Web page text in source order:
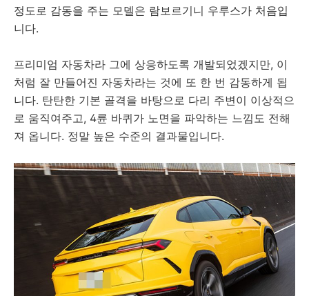
정도로 감동을 주는 모델은 람보르기니 우루스가 처음입
니다.
프리미엄 자동차라 그에 상응하도록 개발되었겠지만, 이
처럼 잘 만들어진 자동차라는 것에 또 한 번 감동하게 됩
니다. 탄탄한 기본 골격을 바탕으로 다리 주변이 이상적으
로 움직여주고, 4륜 바퀴가 노면을 파악하는 느낌도 전해
져 옵니다. 정말 높은 수준의 결과물입니다.